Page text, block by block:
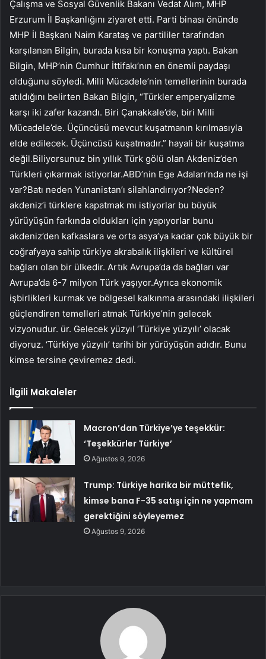
Çalışma ve Sosyal Güvenlik Bakanı Vedat Alım, MHP
Erzurum İl Başkanlığını ziyaret etti. Parti binası önünde
MHP İl Başkanı Naim Karataş ve partililer tarafından
karşılanan Bilgin, burada kısa bir konuşma yaptı. Bakan
Bilgin, MHP’nin Cumhur İttifakı’nın en önemli paydaşı
olduğunu söyledi. Milli Mücadele’nin temellerinin burada
atıldığını belirten Bakan Bilgin, “Türkler emperyalizme
karşı iki zafer kazandı. Biri Çanakkale’de, biri Milli
Mücadele’de. Üçüncüsü mevcut kuşatmanın kırılmasıyla
elde edilecek. Üçüncüsü kuşatmadır.” hayali bir kuşatma
değil.Biliyorsunuz bin yıllık Türk gölü olan Akdeniz’den
Türkleri çıkarmak istiyorlar.ABD’nin Ege Adaları’nda ne işi
var?Batı neden Yunanistan’ı silahlandırıyor?Neden?
akdeniz’i türklere kapatmak mı istiyorlar bu büyük
yürüyüşün farkında oldukları için yapıyorlar bunu
akdeniz’den kafkaslara ve orta asya’ya kadar çok büyük bir
coğrafyaya sahip türkiye akrabalık ilişkileri ve kültürel
bağları olan bir ülkedir. Artık Avrupa’da da bağları var
Avrupa’da 6-7 milyon Türk yaşıyor.Ayrıca ekonomik
işbirlikleri kurmak ve bölgesel kalkınma arasındaki ilişkileri
güçlendiren temelleri atmak Türkiye’nin gelecek
vizyonudur. ür. Gelecek yüzyıl ‘Türkiye yüzyılı’ olacak
diyoruz. ‘Türkiye yüzyılı’ tarihi bir yürüyüşün adıdır. Bunu
kimse tersine çeviremez dedi.
İlgili Makaleler
Macron’dan Türkiye’ye teşekkür:
‘Teşekkürler Türkiye’
Ağustos 9, 2026
Trump: Türkiye harika bir müttefik,
kimse bana F-35 satışı için ne yapmam
gerektiğini söyleyemez
Ağustos 9, 2026